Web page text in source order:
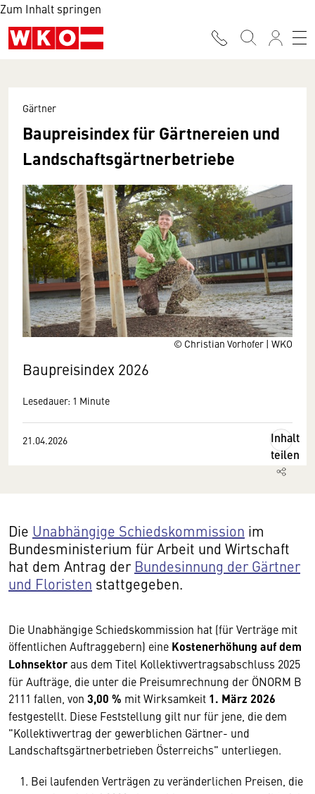
Zum Inhalt springen
© Christian Vorhofer | WKO
Gärtner
Baupreisindex für Gärtnereien und
Landschaftsgärtnerbetriebe
Baupreisindex 2026
Lesedauer: 1 Minute
21.04.2026
Inhalt
teilen
Die Unabhängige Schiedskommission im
Bundesministerium für Arbeit und Wirtschaft
hat dem Antrag der Bundesinnung der Gärtner
und Floristen stattgegeben.
Die Unabhängige Schiedskommission hat (für Verträge mit
öffentlichen Auftraggebern) eine Kostenerhöhung auf dem
Lohnsektoraus dem Titel Kollektivvertragsabschluss 2025
für Aufträge, die unter die Preisumrechnung der ÖNORM B
2111 fallen, von 3,00 % mit Wirksamkeit 1. März 2026
festgestellt. Diese Feststellung gilt nur für jene, die dem
"Kollektivvertrag der gewerblichen Gärtner- und
Landschaftsgärtnerbetrieben Österreichs" unterliegen.
Bei laufenden Verträgen zu veränderlichen Preisen, die